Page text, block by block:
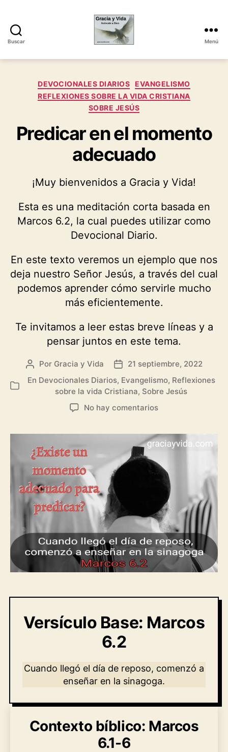
Buscar
y
Menú
Categorías
DEVOCIONALES DIARIOS
EVANGELISMO
REFLEXIONES SOBRE LA VIDA CRISTIANA
SOBRE JESÚS
Predicar en el momento
adecuado
¡Muy bienvenidos a Gracia y Vida!
Esta es una meditación corta basada en
Marcos 6.2, la cual puedes utilizar como
Devocional Diario.
En este texto veremos un ejemplo que nos
deja nuestro Señor Jesús, a través del cual
podemos aprender cómo servirle mucho
más eficientemente.
Te invitamos a leer estas breve líneas y a
pensar juntos en este tema.
Autor
de
Por Gracia y Vida
Fecha
de
la
entrada
21 septiembre, 2022
Categorías
En Devocionales Diarios, Evangelismo, Reflexiones
sobre la vida Cristiana, Sobre Jesús
No hay comentariosen
el
momento
adecuado
Versículo Base: Marcos
6.2
Cuando llegó el día de reposo, comenzó a
enseñar en la sinagoga.
Contexto bíblico: Marcos
6.1-6